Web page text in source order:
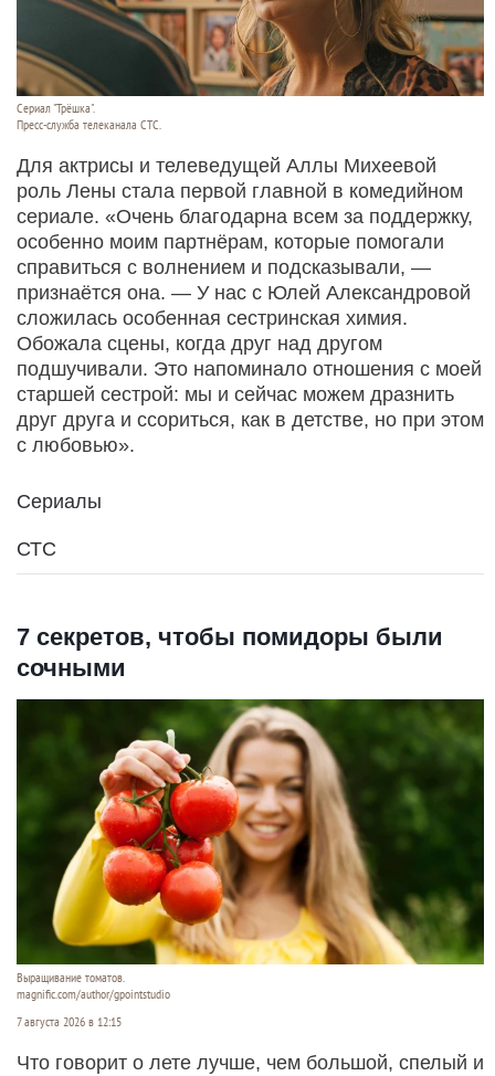
Сериал "Трёшка".
Пресс-служба телеканала СТС.
Для актрисы и телеведущей Аллы Михеевой
роль Лены стала первой главной в комедийном
сериале. «Очень благодарна всем за поддержку,
особенно моим партнёрам, которые помогали
справиться с волнением и подсказывали, —
признаётся она. — У нас с Юлей Александровой
сложилась особенная сестринская химия.
Обожала сцены, когда друг над другом
подшучивали. Это напоминало отношения с моей
старшей сестрой: мы и сейчас можем дразнить
друг друга и ссориться, как в детстве, но при этом
с любовью».
Сериалы
СТС
7 секретов, чтобы помидоры были
сочными
Выращивание томатов.
magnific.com/author/gpointstudio
7 августа 2026 в 12:15
Что говорит о лете лучше, чем большой, спелый и